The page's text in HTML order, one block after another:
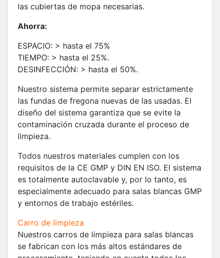
las cubiertas de mopa necesarias.
Ahorra:
ESPACIO: > hasta el 75%
TIEMPO: > hasta el 25%.
DESINFECCIÓN: > hasta el 50%.
Nuestro sistema permite separar estrictamente
las fundas de fregona nuevas de las usadas. El
diseño del sistema garantiza que se evite la
contaminación cruzada durante el proceso de
limpieza.
Todos nuestros materiales cumplen con los
requisitos de la CE GMP y DIN EN ISO. El sistema
es totalmente autoclavable y, por lo tanto, es
especialmente adecuado para salas blancas GMP
y entornos de trabajo estériles.
Carro de limpieza
Nuestros carros de limpieza para salas blancas
se fabrican con los más altos estándares de